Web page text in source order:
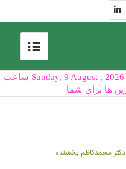
امروز یکشنبه, ۱۸ مرداد , ۱۴۰۵ برابر با Sunday, 9 August , 2026 ساعت
دکتر محمدکاظم بخشنده